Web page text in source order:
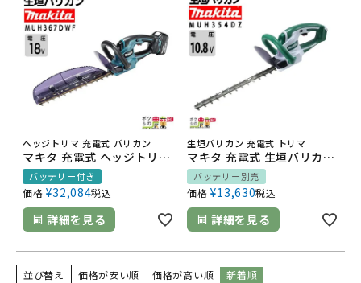
ヘッジトリマ 充電式 バリカン
マキタ 充電式 ヘッジトリマ 18V MUH367DWF 360mm バリカン 2.5kg バッテリー・充電器付属 新・高級刃
バッテリー付き
価格 ¥32,084税込
詳細を見る
生垣バリカン 充電式 トリマ
マキタ 充電式 生垣バリカン 10.8V MUH354DZ スライド式 350mm トリマ 2.4kg 本体のみ バッテリ充電器別売
バッテリー別売
価格 ¥13,630税込
詳細を見る
並び替え 価格が安い順 価格が高い順 新着順